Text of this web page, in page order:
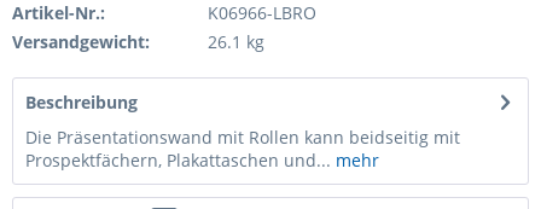
Artikel-Nr.:
K06966-LBRO
Versandgewicht:
26.1 kg
Beschreibung
Die Präsentationswand mit Rollen kann beidseitig mit
Prospektfächern, Plakattaschen und... mehr